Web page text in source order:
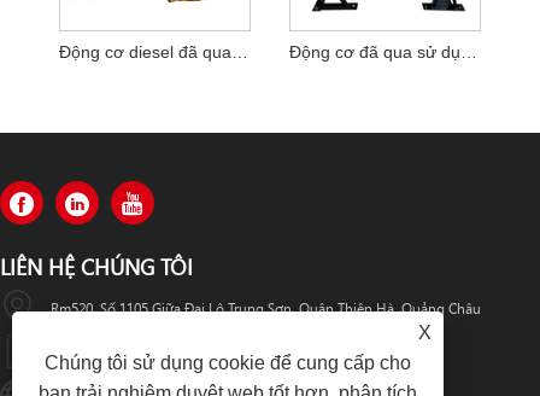
LIÊN HỆ CHÚNG TÔI
Rm520, Số 1105 Giữa Đại Lộ Trung Sơn, Quận Thiên Hà, Quảng Châu
+86-13501533176
X
Chúng tôi sử dụng cookie để cung cấp cho